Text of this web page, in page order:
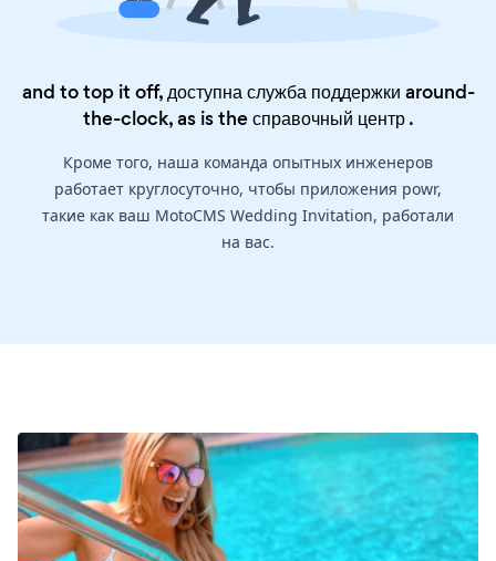
and to top it off, доступна служба поддержки around-
the-clock, as is theсправочный центр.
Кроме того, наша команда опытных инженеров
работает круглосуточно, чтобы приложения powr,
такие как ваш MotoCMS Wedding Invitation, работали
на вас.